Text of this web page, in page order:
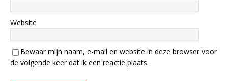
Website
Bewaar mijn naam, e-mail en website in deze browser voor
de volgende keer dat ik een reactie plaats.